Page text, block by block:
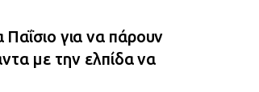
για να πάρουν
με την ελπίδα να